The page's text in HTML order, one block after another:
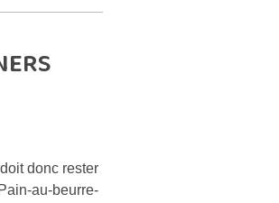
donc rester
au-beurre-